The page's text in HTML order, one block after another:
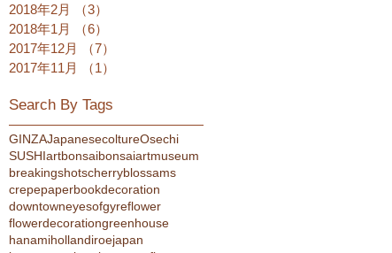
2018年2月
（3）
2018年1月
（6）
2017年12月
（7）
2017年11月
（1）
Search By Tags
GINZAJapanesecoltureOsechi
SUSHIartbonsaibonsaiartmuseum
breakingshotscherryblossams
crepepaperbookdecoration
downtowneyesofgyreflower
flowerdecorationgreenhouse
hanamihollandiroejapan